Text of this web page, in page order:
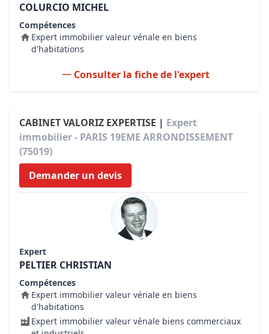
COLURCIO MICHEL
Compétences
Expert immobilier valeur vénale en biens
d'habitations
Consulter la fiche de l'expert
CABINET VALORIZ EXPERTISE | Expert
immobilier - PARIS 19EME ARRONDISSEMENT
(75019)
Demander un devis
Expert
PELTIER CHRISTIAN
Compétences
Expert immobilier valeur vénale en biens
d'habitations
Expert immobilier valeur vénale biens commerciaux